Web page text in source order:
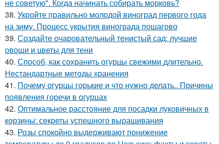
не советую". Когда начинать собирать морковь?
38. Укройте правильно молодой виноград первого года
на зиму. Процесс укрытия винограда пошагово
39. Создайте очаровательный тенистый сад: лучшие
овощи и цветы для тени
40. Способ, как сохранить огурцы свежими длительно.
Нестандартные методы хранения
41. Почему огурцы горькие и что нужно делать.. Причины
появления горечи в огурцах
42. Оптимальное расстояние для посадки луковичных в
корзины: секреты успешного выращивания
43. Розы спокойно выдерживают понижение